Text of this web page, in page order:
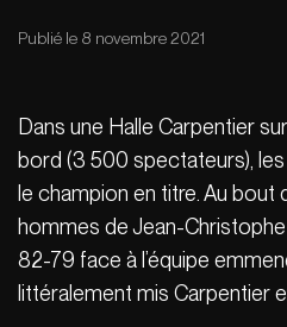
Publié le 8 novembre 2021
Dans une Halle Carpentier
bord (3 500 spectateurs),
le champion en titre. Au bout
hommes de Jean-
82-79 face à l’équipe
littéralement mis Carpentier